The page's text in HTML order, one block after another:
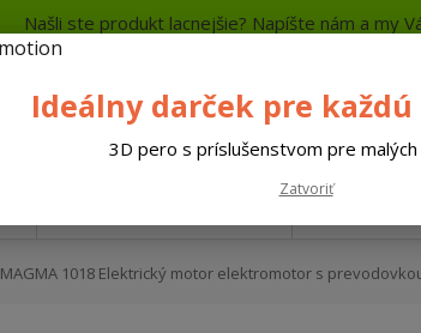
Našli ste produkt lacnejšie? Napíšte nám a my
MAGMA 1018 Elektrický motor elektromotor s
Ideálny darček pre
3D pero s príslušenstvom pre malých
Zatvoriť